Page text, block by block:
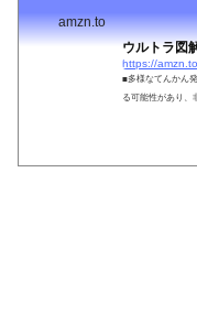
amzn.to
ウルトラ図
https://
■多様なてんかん
る可能性があり、